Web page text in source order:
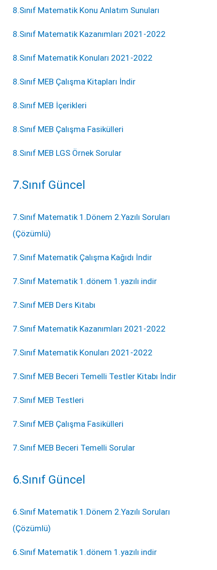
8.Sınıf Matematik Konu Anlatım Sunuları
8.Sınıf Matematik Kazanımları 2021-2022
8.Sınıf Matematik Konuları 2021-2022
8.Sınıf MEB Çalışma Kitapları İndir
8.Sınıf MEB İçerikleri
8.Sınıf MEB Çalışma Fasikülleri
8.Sınıf MEB LGS Örnek Sorular
7.Sınıf Güncel
7.Sınıf Matematik 1.Dönem 2.Yazılı Soruları
(Çözümlü)
7.Sınıf Matematik Çalışma Kağıdı İndir
7.Sınıf Matematik 1.dönem 1.yazılı indir
7.Sınıf MEB Ders Kitabı
7.Sınıf Matematik Kazanımları 2021-2022
7.Sınıf Matematik Konuları 2021-2022
7.Sınıf MEB Beceri Temelli Testler Kitabı İndir
7.Sınıf MEB Testleri
7.Sınıf MEB Çalışma Fasikülleri
7.Sınıf MEB Beceri Temelli Sorular
6.Sınıf Güncel
6.Sınıf Matematik 1.Dönem 2.Yazılı Soruları
(Çözümlü)
6.Sınıf Matematik 1.dönem 1.yazılı indir